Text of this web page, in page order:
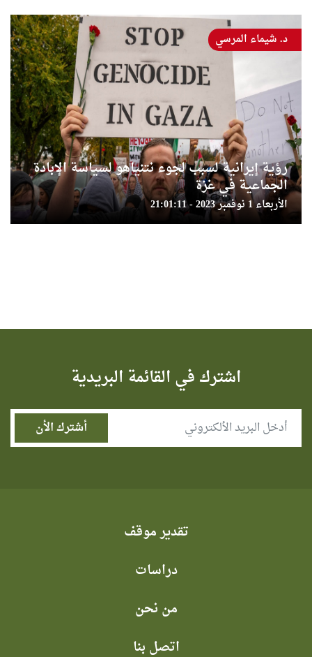
رؤية إيرانية لسبب لجوء نتنياهو لسياسة الإبادة
الجماعية في غزة
الأربعاء 1 نوفمبر 2023 - 21:01:11
د. شيماء المرسي
اشترك في القائمة البريدية
تقدير موقف
دراسات
من نحن
اتصل بنا